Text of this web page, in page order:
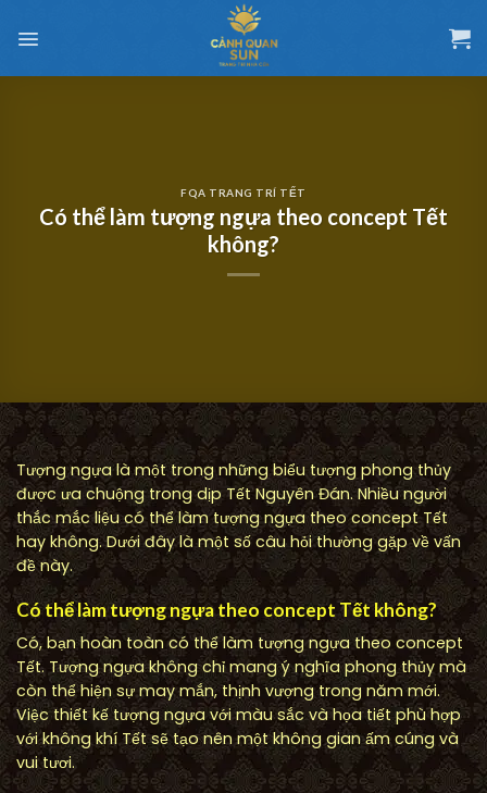
đến
dung
FQA TRANG TRÍ TẾT
Có thể làm tượng ngựa theo concept Tết
không?
Tượng ngựa là một trong những biểu tượng phong thủy
được ưa chuộng trong dịp Tết Nguyên Đán. Nhiều người
thắc mắc liệu có thể làm tượng ngựa theo concept Tết
hay không. Dưới đây là một số câu hỏi thường gặp về vấn
đề này.
Có thể làm tượng ngựa theo concept Tết không?
Có, bạn hoàn toàn có thể làm tượng ngựa theo concept
Tết. Tượng ngựa không chỉ mang ý nghĩa phong thủy mà
còn thể hiện sự may mắn, thịnh vượng trong năm mới.
Việc thiết kế tượng ngựa với màu sắc và họa tiết phù hợp
với không khí Tết sẽ tạo nên một không gian ấm cúng và
vui tươi.